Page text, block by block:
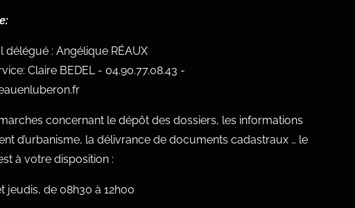
délégué : Angélique RÉAUX
Claire BEDEL - 04.90.77.08.43 -
concernant le dépôt des dossiers, les informations
d’urbanisme, la délivrance de documents cadastraux … le
à votre disposition :
jeudis, de 08h30 à 12h00